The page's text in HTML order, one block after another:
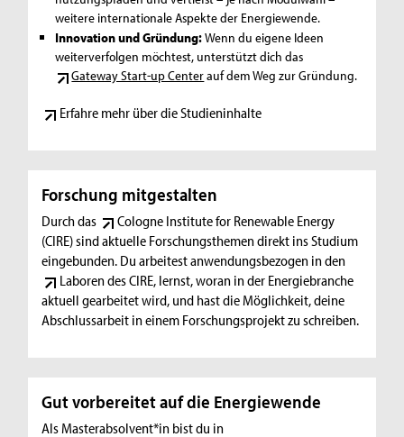
weitere internationale Aspekte der Energiewende.
Innovation und Gründung:Wenn du eigene Ideen
weiterverfolgen möchtest, unterstützt dich das
Gateway Start-up Centerauf dem Weg zur Gründung.
Erfahre mehr über die Studieninhalte
Forschung mitgestalten
Durch das
Cologne Institute for Renewable Energy
(CIRE)sind aktuelle Forschungsthemen direkt ins Studium
eingebunden. Du arbeitest anwendungsbezogen in den
Laboren des CIRE, lernst, woran in der Energiebranche
aktuell gearbeitet wird, und hast die Möglichkeit, deine
Abschlussarbeit in einem Forschungsprojekt zu schreiben.
Gut vorbereitet auf die Energiewende
Als Masterabsolvent*in bist du in